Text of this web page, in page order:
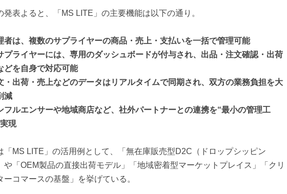
発表よると、「MS LITE」の主要機能は以下の通り。
は、複数のサプライヤーの商品・売上・支払いを一括で管理可能
ライヤーには、専用のダッシュボードが付与され、出品・注文確認・出荷
どを自身で対応可能
出荷・売上などのデータはリアルタイムで同期され、双方の業務負担を大
減
ルエンサーや地域商店など、社外パートナーとの連携を“最小の管理工
現
「MS LITE」の活用例として、「無在庫販売型D2C（ドロップシッピン
や「OEM製品の直接出荷モデル」「地域密着型マーケットプレイス」「クリ
ーコマースの基盤」を挙げている。